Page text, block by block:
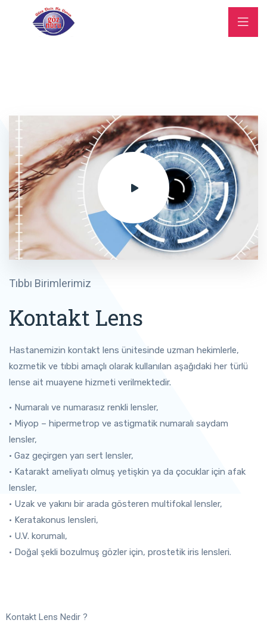
Tıbbı Birimlerimiz
Kontakt Lens
Hastanemizin kontakt lens ünitesinde uzman hekimlerle,
kozmetik ve tıbbi amaçlı olarak kullanılan aşağıdaki her türlü
lense ait muayene hizmeti verilmektedir.
• Numaralı ve numarasız renkli lensler,
• Miyop – hipermetrop ve astigmatik numaralı saydam
lensler,
• Gaz geçirgen yarı sert lensler,
• Katarakt ameliyatı olmuş yetişkin ya da çocuklar için afak
lensler,
• Uzak ve yakını bir arada gösteren multifokal lensler,
• Keratakonus lensleri,
• U.V. korumalı,
• Doğal şekli bozulmuş gözler için, prostetik iris lensleri.
Kontakt Lens Nedir ?